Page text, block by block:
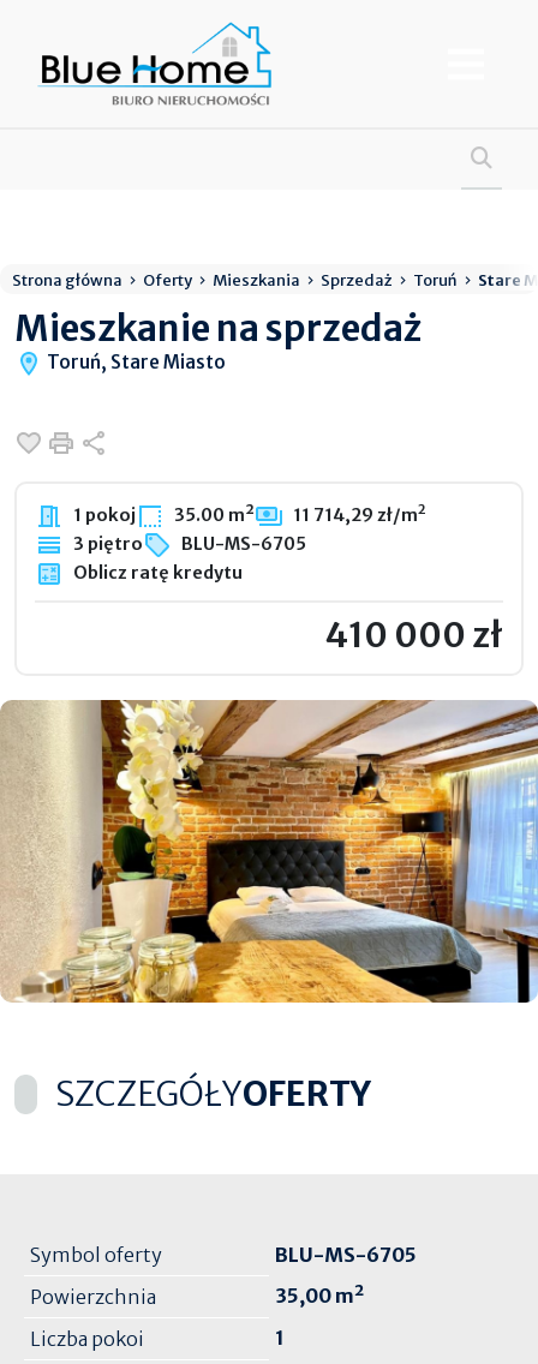
Strona główna Oferty Mieszkania Sprzedaż Toruń Stare
Mieszkanie na sprzedaż
Toruń, Stare Miasto
Dodaj do ulubionych
Drukuj
1 pokoj 35.00 m² 11 714,29 zł/m2
3 piętro
BLU-MS-6705
Oblicz ratę kredytu
410 000 zł
SZCZEGÓŁYOFERTY
Symbol oferty
BLU-MS-6705
Powierzchnia
35,00 m²
Liczba pokoi
1